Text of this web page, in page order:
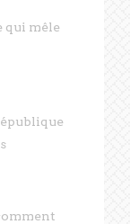
qui mêle